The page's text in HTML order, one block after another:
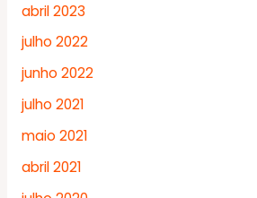
abril 2023
julho 2022
junho 2022
julho 2021
maio 2021
abril 2021